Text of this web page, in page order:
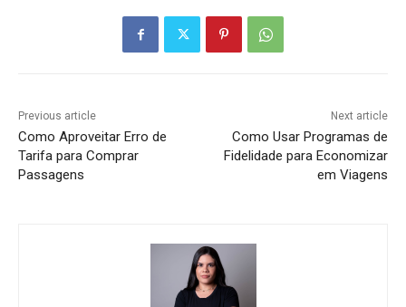
Previous article
Como Aproveitar Erro de
Tarifa para Comprar
Passagens
Next article
Como Usar Programas de
Fidelidade para Economizar
em Viagens